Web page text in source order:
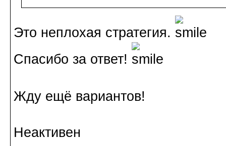
Это неплохая стратегия.
Спасибо за ответ!
Жду ещё вариантов!
Неактивен